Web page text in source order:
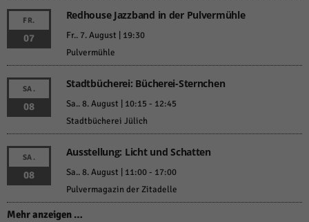
FR.
07
Redhouse Jazzband in der Pulvermühle
Fr.. 7. August | 19:30
Pulvermühle
SA.
08
Stadtbücherei: Bücherei-Sternchen
Sa.. 8. August | 10:15 - 12:45
Stadtbücherei Jülich
SA.
08
Ausstellung: Licht und Schatten
Sa.. 8. August | 11:00- 17:00
Pulvermagazin der Zitadelle
Mehr anzeigen …